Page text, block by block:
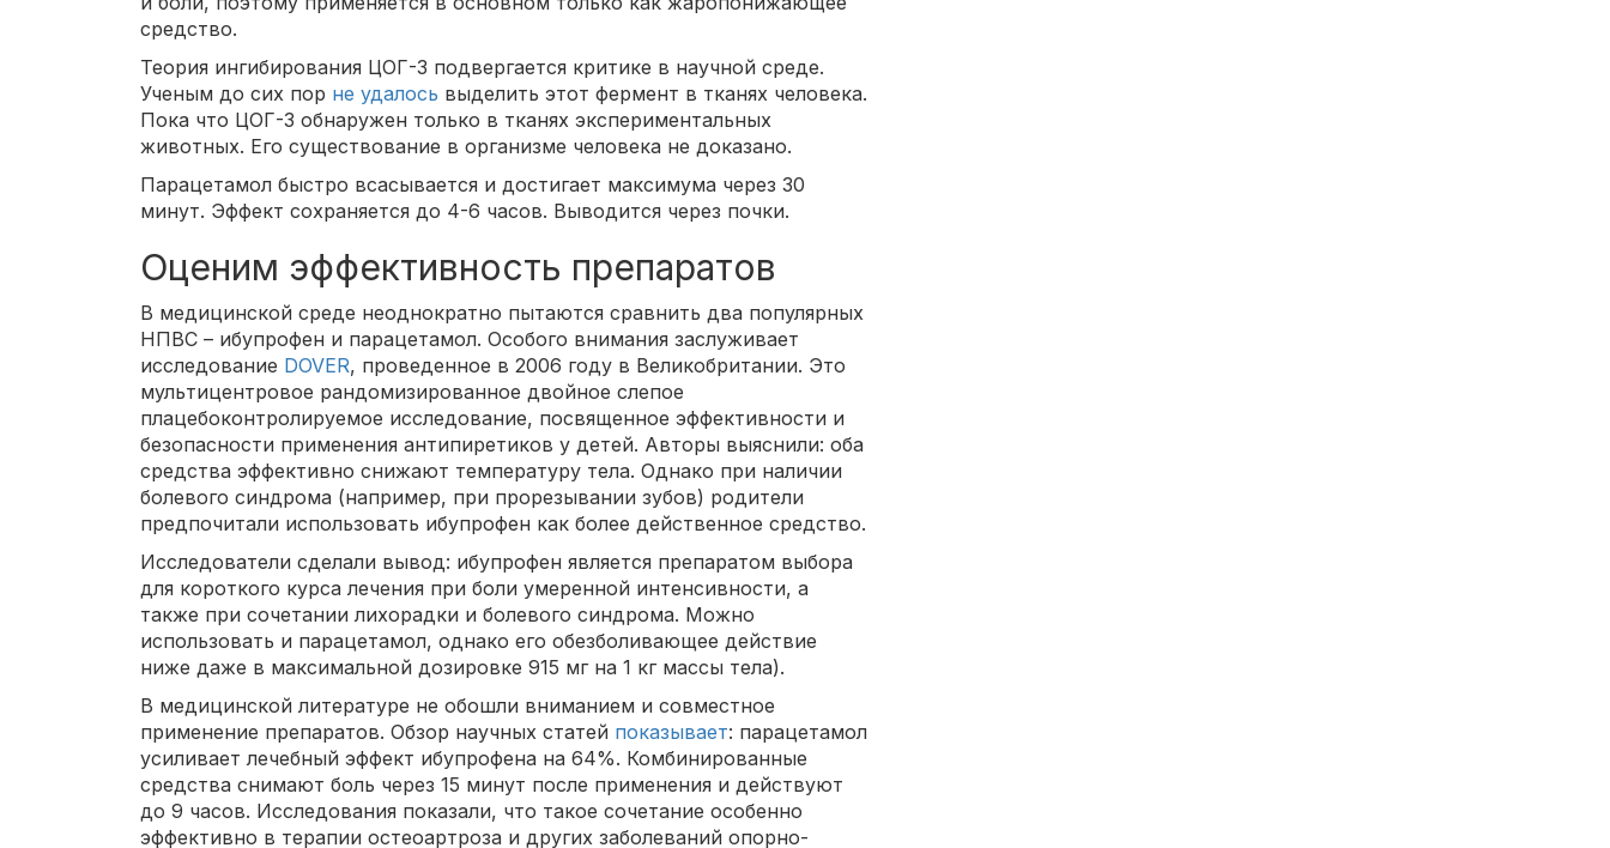
средство.
Теория ингибирования ЦОГ-3 подвергается критике в научной среде.
Ученым до сих пор не удалось выделить этот фермент в тканях человека.
Пока что ЦОГ-3 обнаружен только в тканях экспериментальных
животных. Его существование в организме человека не доказано.
Парацетамол быстро всасывается и достигает максимума через 30
минут. Эффект сохраняется до 4-6 часов. Выводится через почки.
Оценим эффективность препаратов
В медицинской среде неоднократно пытаются сравнить два популярных
НПВС – ибупрофен и парацетамол. Особого внимания заслуживает
исследование DOVER, проведенное в 2006 году в Великобритании. Это
мультицентровое рандомизированное двойное слепое
плацебоконтролируемое исследование, посвященное эффективности и
безопасности применения антипиретиков у детей. Авторы выяснили: оба
средства эффективно снижают температуру тела. Однако при наличии
болевого синдрома (например, при прорезывании зубов) родители
предпочитали использовать ибупрофен как более действенное средство.
Исследователи сделали вывод: ибупрофен является препаратом выбора
для короткого курса лечения при боли умеренной интенсивности, а
также при сочетании лихорадки и болевого синдрома. Можно
использовать и парацетамол, однако его обезболивающее действие
ниже даже в максимальной дозировке 915 мг на 1 кг массы тела).
В медицинской литературе не обошли вниманием и совместное
применение препаратов. Обзор научных статей показывает: парацетамол
усиливает лечебный эффект ибупрофена на 64%. Комбинированные
средства снимают боль через 15 минут после применения и действуют
до 9 часов. Исследования показали, что такое сочетание особенно
эффективно в терапии остеоартроза и других заболеваний опорно-